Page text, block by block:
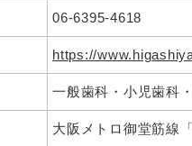
06-6395-4618
https://
一般歯科・小児歯科
大阪メトロ御堂筋線